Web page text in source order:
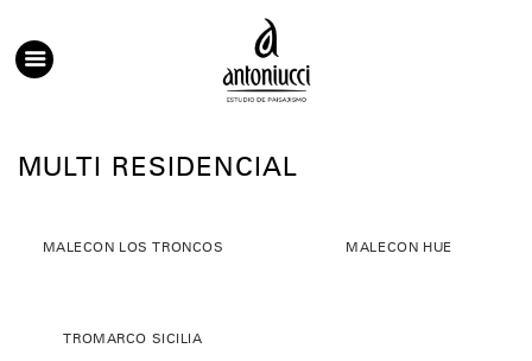
contenido
MULTI RESIDENCIAL
MALECON LOS TRONCOS MALECON HUE
TROMARCO SICILIA